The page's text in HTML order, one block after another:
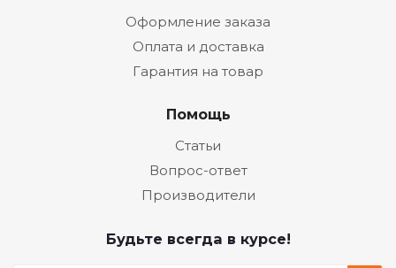
Оформление заказа
Оплата и доставка
Гарантия на товар
Помощь
Статьи
Вопрос-ответ
Производители
Будьте всегда в курсе!